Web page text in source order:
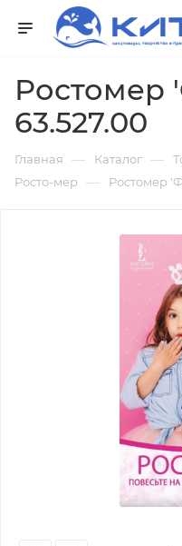
Ростомер
63.527.00
Главная — Каталог —
Росто-мер — Ростомер